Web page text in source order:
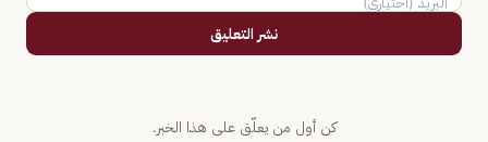
نشر التعليق
كن أول من يعلّق على هذا الخبر.